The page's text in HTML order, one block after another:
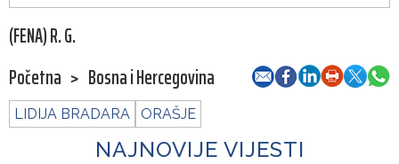
(FENA) R. G.
Početna > Bosna i Hercegovina
LIDIJA BRADARA ORAŠJE
NAJNOVIJE VIJESTI